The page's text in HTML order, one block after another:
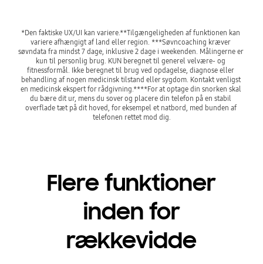
*Den faktiske UX/UI kan variere.**Tilgængeligheden af funktionen kan
variere afhængigt af land eller region. ***Søvncoaching kræver
søvndata fra mindst 7 dage, inklusive 2 dage i weekenden. Målingerne er
kun til personlig brug. KUN beregnet til generel velvære- og
fitnessformål. Ikke beregnet til brug ved opdagelse, diagnose eller
behandling af nogen medicinsk tilstand eller sygdom. Kontakt venligst
en medicinsk ekspert for rådgivning.****For at optage din snorken skal
du bære dit ur, mens du sover og placere din telefon på en stabil
overflade tæt på dit hoved, for eksempel et natbord, med bunden af
telefonen rettet mod dig.
Flere funktioner
inden for
rækkevidde